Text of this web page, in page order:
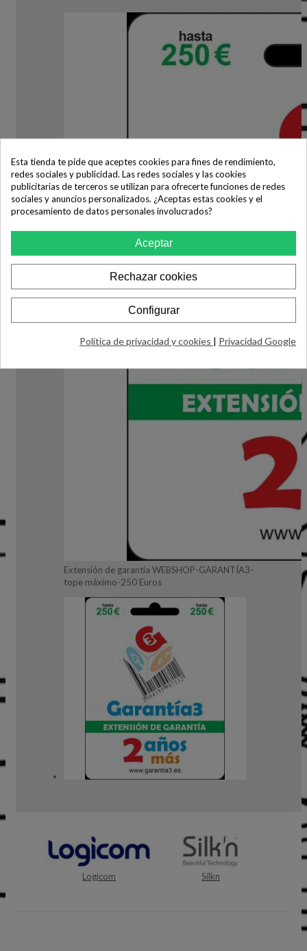
Extensión de garantía WEBSHOP-GARANTÍA3-
tope máximo-250 Euros
Logicom
Esta tienda te pide que aceptes cookies para fines de rendimiento,
redes sociales y publicidad. Las redes sociales y las cookies
publicitarias de terceros se utilizan para ofrecerte funciones de redes
sociales y anuncios personalizados. ¿Aceptas estas cookies y el
procesamiento de datos personales involucrados?
Aceptar
Rechazar cookies
Configurar
Política de privacidad y cookies | Privacidad Google